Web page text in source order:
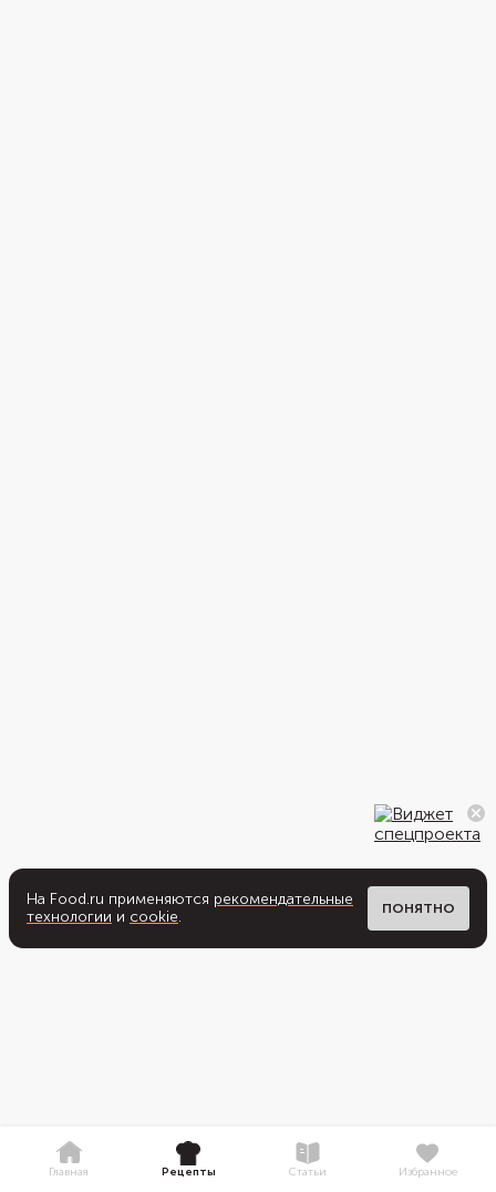
На Food.ru применяются рекомендательные
технологии и cookie. ПОНЯТНО
Главная Рецепты Статьи Избранное